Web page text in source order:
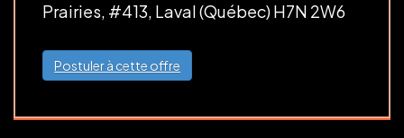
Prairies, #413, Laval (Québec) H7N 2W6
Postuler à cette offre